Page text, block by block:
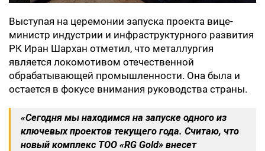
Выступая на церемонии запуска проекта вице-
министр индустрии и инфраструктурного развития
РК Иран Шархан отметил, что металлургия
является локомотивом отечественной
обрабатывающей промышленности. Она была и
остается в фокусе внимания руководства страны.
«Сегодня мы находимся на запуске одного из
ключевых проектов текущего года. Считаю, что
новый комплекс ТОО «RG Gold» внесет